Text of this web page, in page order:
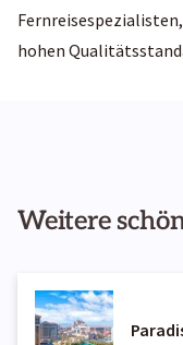
hohen
Weitere